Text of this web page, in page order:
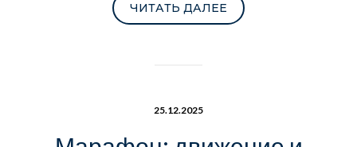
ЧИТАТЬ ДАЛЕЕ
25.12.2025